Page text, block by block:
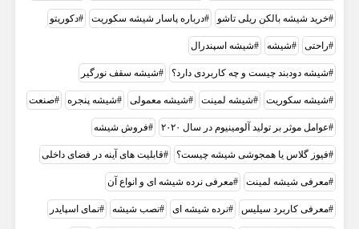
خرید شیشه بالکن ریلی تاشو درباره پاسار شيشه سکوريت دکوریتو
راحتی شيشه شیشه اسپندرال
شیشه دودبند چیست و چه کاربردی دارد؟ شیشه سقف نورگیر
شیشه سکوریت شیشه لمینت شیشه معمولی شیشه پنجره صنعت
عوامل موثر بر تولید آلومینیوم در سال ۲۰۲۰ فروش شیشه
فیوز گلاس یا همجوشی شیشه چیست؟ قابلیت های آینه در فضای داخلی
معرفی شیشه لمینت معرفی نرده شیشه ای و انواع آن
معرفی کاربرد سیلیس نرده شیشه ای نصب شیشه نمای اسپایدر